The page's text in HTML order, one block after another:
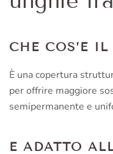
CHE COS’È
È una copertura
per offrire maggiore
semipermanente e
È ADATTO